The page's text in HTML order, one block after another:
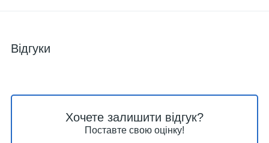
Відгуки
Хочете залишити відгук?
Поставте свою оцінку!